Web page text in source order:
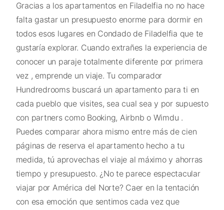
Gracias a los apartamentos en Filadelfia no no hace
falta gastar un presupuesto enorme para dormir en
todos esos lugares en Condado de Filadelfia que te
gustaría explorar. Cuando extrañes la experiencia de
conocer un paraje totalmente diferente por primera
vez , emprende un viaje. Tu comparador
Hundredrooms buscará un apartamento para ti en
cada pueblo que visites, sea cual sea y por supuesto
con partners como Booking, Airbnb o Wimdu .
Puedes comparar ahora mismo entre más de cien
páginas de reserva el apartamento hecho a tu
medida, tú aprovechas el viaje al máximo y ahorras
tiempo y presupuesto. ¿No te parece espectacular
viajar por América del Norte? Caer en la tentación
con esa emoción que sentimos cada vez que